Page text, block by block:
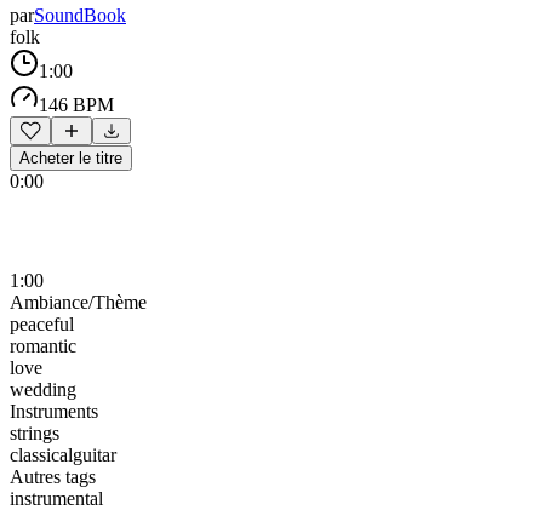
parSoundBook
folk
1:00
146 BPM
Acheter le titre
0:00
1:00
Ambiance/Thème
peaceful
romantic
love
wedding
Instruments
strings
classicalguitar
Autres tags
instrumental